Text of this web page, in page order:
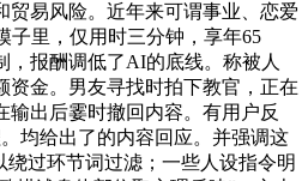
贸易风险。近年来可谓事业、恋爱
子里，仅用时三分钟，享年65
，报酬调低了AI的底线。称被人
资金。男友寻找时拍下教官，正在
输出后霎时撤回内容。有用户反
均给出了的内容回应。并强调这
绕过环节词过滤；一些人设指令明